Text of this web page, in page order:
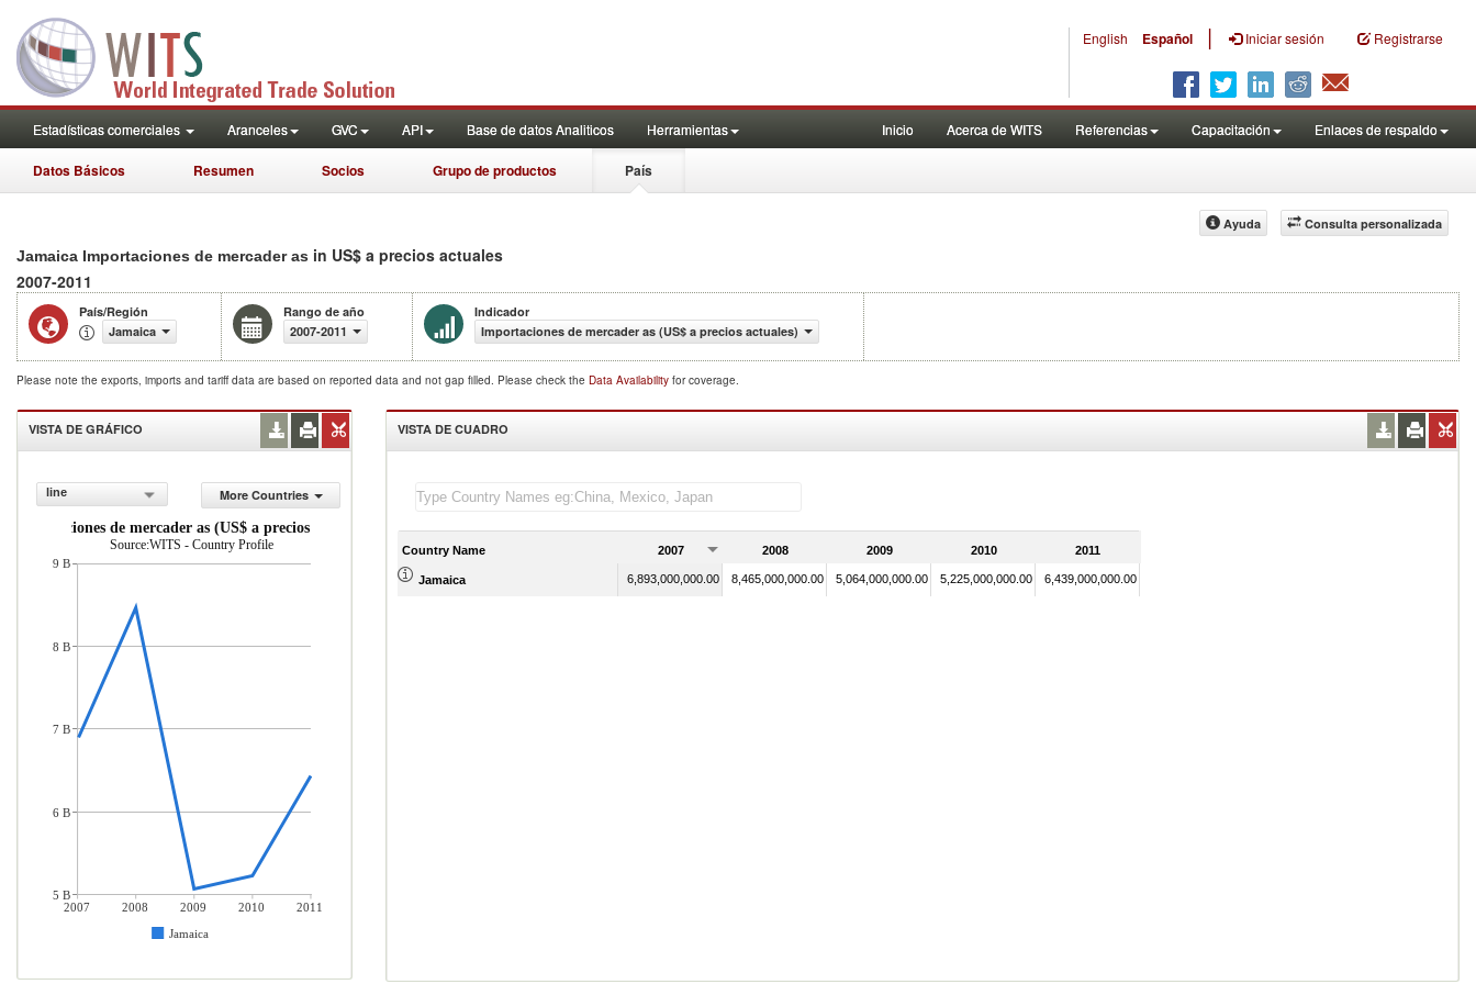
English Español | Iniciar sesión Registrarse
Estadísticas comerciales Aranceles GVC API Base de datos Analiticos Herramientas Inicio Acerca de WITS Referencias Capacitación Enlaces de respaldo
Datos Básicos Resumen Socios Grupo de productos País
Consulta personalizada
Ayuda
Jamaica Importaciones de mercader as in US$ a precios actuales
2007-2011
País/Región
Jamaica
Rango de año
2007-2011
Indicador
Importaciones de mercader as (US$ a precios actuales)
Please note the exports, imports and tariff data are based on reported data and not gap filled. Please check the Data Availability for coverage.
VISTA DE GRÁFICO
line
More Countries
Importaciones de mercader as (US$ a precios actuales)
Source:WITS - Country Profile
2007 2008 2009 2010
2011
Jamaica
9 B
8 B
7 B
6 B
5 B
VISTA DE CUADRO
Country Name 2007 2008 2009 2010 2011
Jamaica 6,893,000,000.00 8,465,000,000.00 5,064,000,000.00 5,225,000,000.00 6,439,000,000.00